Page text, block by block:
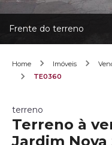
Frente do terreno
Home Imóveis
TE0360
terreno
Terreno à
Jardim Nova